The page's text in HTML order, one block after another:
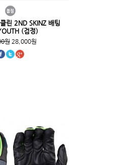
린 2ND SKINZ 배팅
(검정)
원28,000원